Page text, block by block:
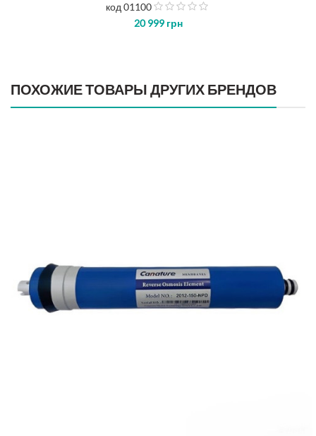
код 01100
20 999 грн
ПОХОЖИЕ ТОВАРЫ ДРУГИХ БРЕНДОВ